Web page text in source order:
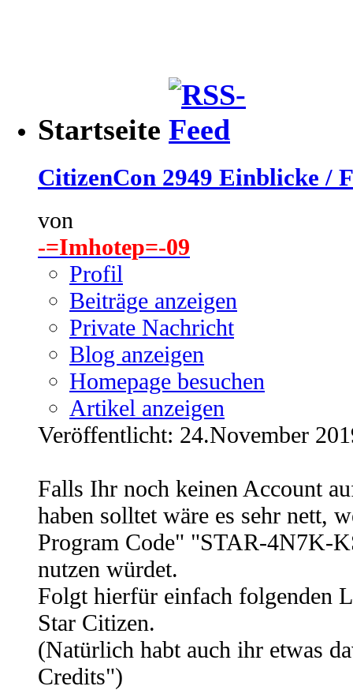
Startseite
CitizenCon 2949 Einblicke /
von
-=Imhotep=-09
Profil
Beiträge anzeigen
Private Nachricht
Blog anzeigen
Homepage besuchen
Artikel anzeigen
Veröffentlicht: 24.November
Falls Ihr noch keinen Account
haben solltet wäre es sehr nett,
Program Code" "STAR-4N7K-
nutzen würdet.
Folgt hierfür einfach folgenden
Star Citizen.
(Natürlich habt auch ihr etwas
Credits")